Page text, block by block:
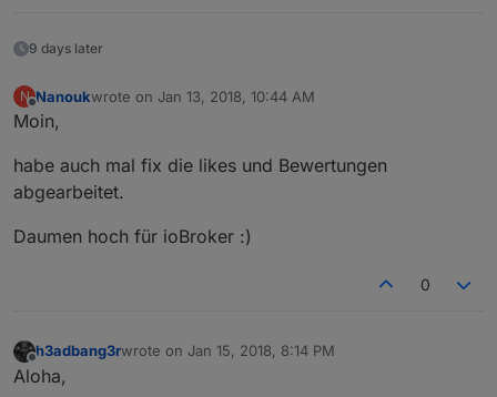
9 days later
N
Offline
Nanoukwrote on Jan 13, 2018, 10:44 AM
last edited by
Moin,
habe auch mal fix die likes und Bewertungen
abgearbeitet.
Daumen hoch für ioBroker :)
0
Offline
h3adbang3rwrote on Jan 15, 2018, 8:14 PM
last edited by
Aloha,